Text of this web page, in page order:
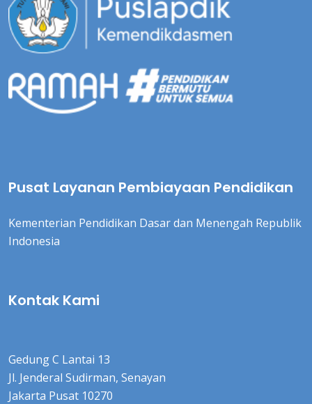
Pusat Layanan Pembiayaan Pendidikan
Kementerian Pendidikan Dasar dan Menengah Republik
Indonesia
Kontak Kami
Gedung C Lantai 13
Jl. Jenderal Sudirman, Senayan
Jakarta Pusat 10270